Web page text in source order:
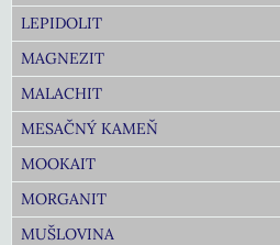
LEPIDOLIT
MAGNEZIT
MALACHIT
MESAČNÝ KAMEŇ
MOOKAIT
MORGANIT
MUŠLOVINA